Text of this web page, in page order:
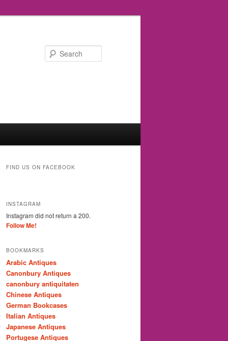
FIND US ON FACEBOOK
INSTAGRAM
Instagram did not return a 200.
Follow Me!
BOOKMARKS
Arabic Antiques
Canonbury Antiques
canonbury antiquitaten
Chinese Antiques
German Bookcases
Italian Antiques
Japanese Antiques
Portugese Antiques